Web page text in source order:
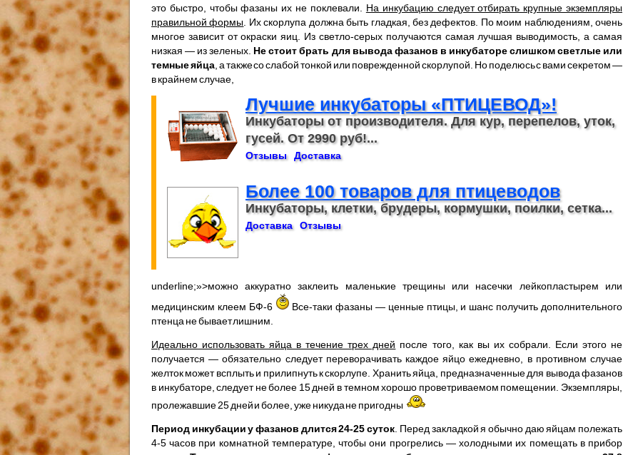
это быстро, чтобы фазаны их не поклевали. На инкубацию следует отбирать крупные экземпляры
правильной формы . Их скорлупа должна быть гладкая, без дефектов. По моим наблюдениям, очень
многое зависит от окраски яиц. Из светло-серых получаются самая лучшая выводимость, а самая
низкая — из зеленых. Не стоит брать для вывода фазанов в инкубаторе слишком светлые или
темные яйца, а также со слабой тонкой или поврежденной скорлупой. Но поделюсь с вами секретом —
в крайнем случае,
Лучшие инкубаторы «ПТИЦЕВОД»!
Инкубаторы от производителя. Для кур, перепелов, уток,
гусей. От 2990 руб!...
Отзывы Доставка
Более 100 товаров для птицеводов
Инкубаторы, клетки, брудеры, кормушки, поилки, сетка...
Доставка Отзывы
underline;»>можно аккуратно заклеить маленькие трещины или насечки лейкопластырем или
медицинским клеем БФ-6
Все-таки фазаны — ценные птицы, и шанс получить дополнительного
птенца не бывает лишним.
Идеально использовать яйца в течение трех дней после того, как вы их собрали. Если этого не
получается — обязательно следует переворачивать каждое яйцо ежедневно, в противном случае
желток может всплыть и прилипнуть к скорлупе. Хранить яйца, предназначенные для вывода фазанов
в инкубаторе, следует не более 15 дней в темном хорошо проветриваемом помещении. Экземпляры,
пролежавшие 25 дней и более, уже никуда не пригодны
Период инкубации у фазанов длится 24-25 суток . Перед закладкой я обычно даю яйцам полежать
4-5 часов при комнатной температуре, чтобы они прогрелись — холодными их помещать в прибор